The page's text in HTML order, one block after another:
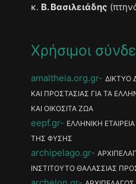
κ. Β. Βασιλειάδης
Χρήσιμοι
amaltheia.org.gr
ΔΙΚΤΥΟ
ΚΑΙ ΠΡΟΣΤΑΣΙΑΣ ΓΙΑ ΤΑ
ΚΑΙ ΟΙΚΟΣΙΤΑ ΖΩΑ
eepf.gr
ΕΛΛΗΝΙΚΗ
ΤΗΣ ΦΥΣΗΣ
archipelago.gr
ΙΝΣΤΙΤΟΥΤΟ ΘΑΛΑΣΣΙΑΣ